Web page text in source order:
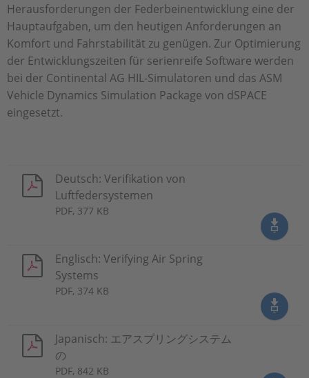
Herausforderungen der Federbeinentwicklung eine der
Hauptaufgaben, um den heutigen Anforderungen an
Komfort und Fahrstabilität zu genügen. Zur Optimierung
der Entwicklungszeiten für serienreife Software werden
bei der Continental AG HIL-Simulatoren und das ASM
Vehicle Dynamics Simulation Package von dSPACE
eingesetzt.
Deutsch: Verifikation von
Luftfedersystemen
PDF, 377 KB
Englisch: Verifying Air Spring
Systems
PDF, 374 KB
Japanisch: エアスプリングシステム
の
PDF, 842 KB